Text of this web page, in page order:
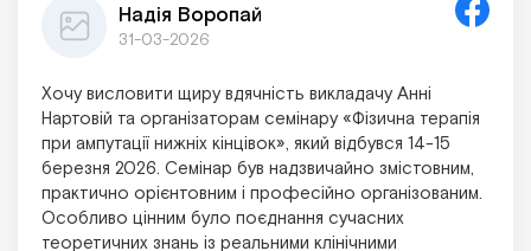
Надія Воропай
31-03-2026
Хочу висловити щиру вдячність викладачу Анні
Нартовій та організаторам семінару «Фізична терапія
при ампутації нижніх кінцівок», який відбувся 14-15
березня 2026. Семінар був надзвичайно змістовним,
практично орієнтовним і професійно організованим.
Особливо цінним було поєднання сучасних
теоретичних знань із реальними клінічними